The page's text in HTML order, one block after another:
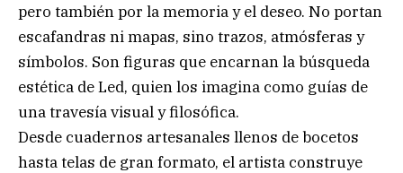
pero también por la memoria y el deseo. No portan
escafandras ni mapas, sino trazos, atmósferas y
símbolos. Son figuras que encarnan la búsqueda
estética de Led, quien los imagina como guías de
una travesía visual y filosófica.
Desde cuadernos artesanales llenos de bocetos
hasta telas de gran formato, el artista construye